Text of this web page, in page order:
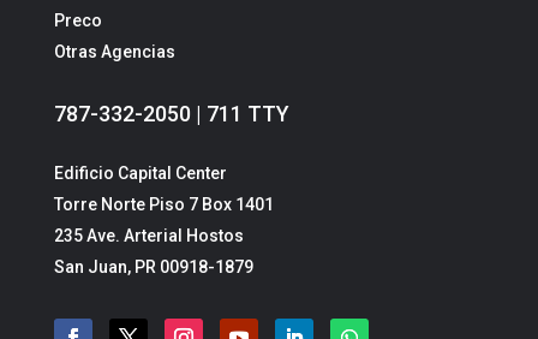
Preco
Otras Agencias
787-332-2050 | 711 TTY
Edificio Capital Center
Torre Norte Piso 7 Box 1401
235 Ave. Arterial Hostos
San Juan, PR 00918-1879